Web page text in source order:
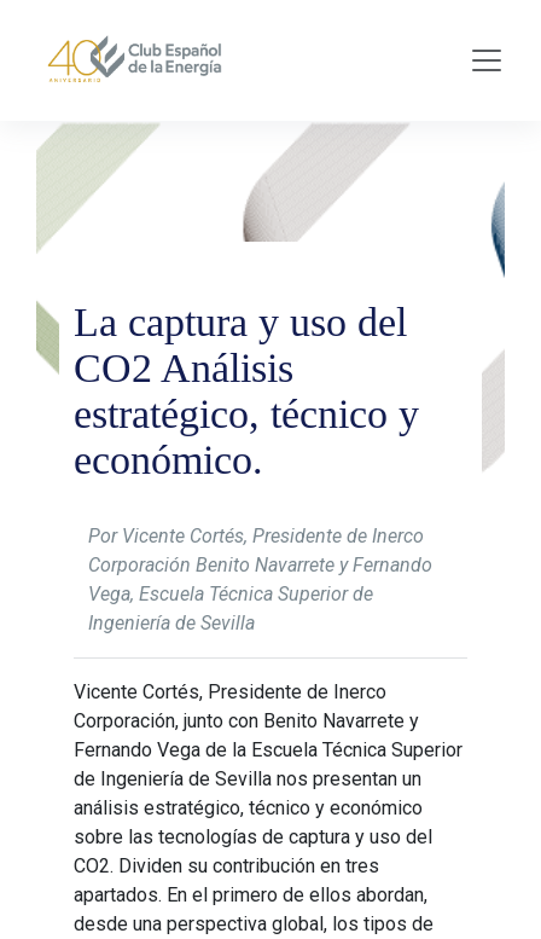
La captura y uso del
CO2 Análisis
estratégico, técnico y
económico.
Por Vicente Cortés, Presidente de Inerco
Corporación Benito Navarrete y Fernando
Vega, Escuela Técnica Superior de
Ingeniería de Sevilla
Vicente Cortés, Presidente de Inerco
Corporación, junto con Benito Navarrete y
Fernando Vega de la Escuela Técnica Superior
de Ingeniería de Sevilla nos presentan un
análisis estratégico, técnico y económico
sobre las tecnologías de captura y uso del
CO2. Dividen su contribución en tres
apartados. En el primero de ellos abordan,
desde una perspectiva global, los tipos de